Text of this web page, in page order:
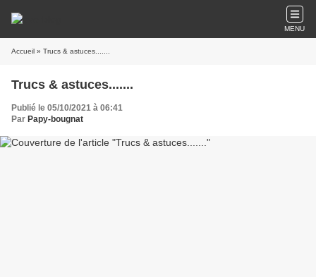
MENU
Accueil » Trucs & astuces.......
Trucs & astuces.......
Publié le 05/10/2021 à 06:41
Par Papy-bougnat